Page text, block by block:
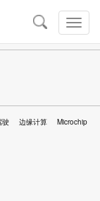
切
换
导
导
航
驶 边缘计算 Microchip